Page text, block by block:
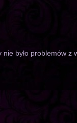
nie było problemów z